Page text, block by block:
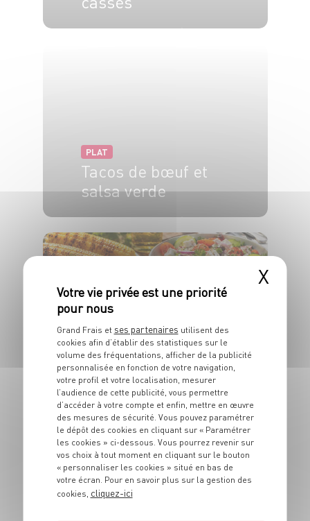
PLAT
Tacos de bœuf et
salsa verde
Saucisses au
jalapeño, maïs grillé
et salade fraîche
4 pers. 20 min 15 min
X
Grand Frais et ses partenaires utilisent des
cookies afin d’établir des statistiques sur le
volume des fréquentations, afficher de la publicité
personnalisée en fonction de votre navigation,
votre profil et votre localisation, mesurer
l’audience de cette publicité, vous permettre
d’accéder à votre compte et enfin, mettre en œuvre
des mesures de sécurité. Vous pouvez paramétrer
le dépôt des cookies en cliquant sur « Paramétrer
les cookies » ci-dessous. Vous pourrez revenir sur
vos choix à tout moment en cliquant sur le bouton
« personnaliser les cookies » situé en bas de
votre écran. Pour en savoir plus sur la gestion des
cookies, cliquez-ici